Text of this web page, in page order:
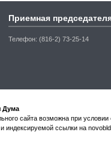
Приемная
Телефон: (816-2) 73-25-14
Дума
сайта возможна при
индексируемой ссылки на